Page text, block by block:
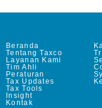
Beranda
Tentang Taxco
Layanan Kami
Tim Ahli
Peraturan
Tax Updates
Tax Tools
Insight
Kontak